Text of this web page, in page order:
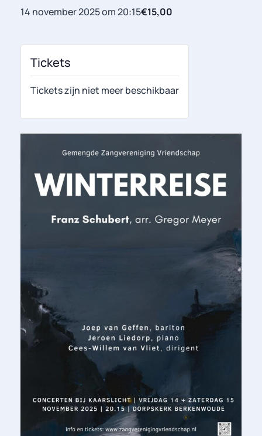
14 november 2025 om 20:15€15,00
Tickets
Tickets zijn niet meer beschikbaar